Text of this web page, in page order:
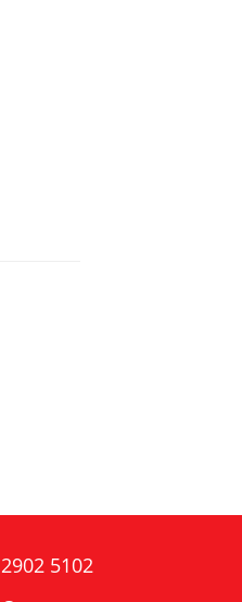
2902 5102